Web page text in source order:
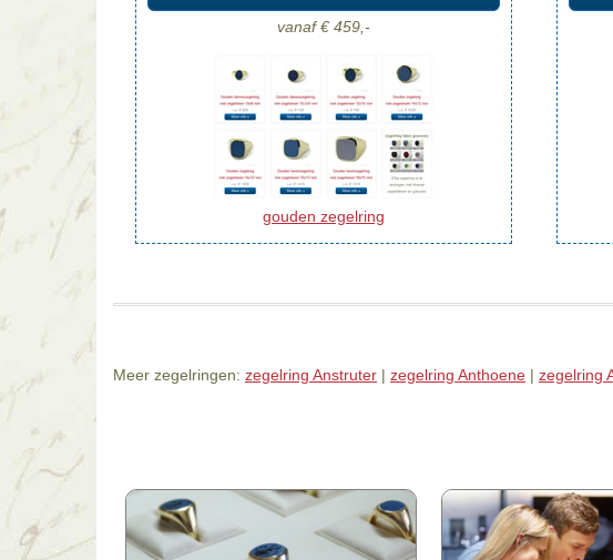
vanaf € 459,-
gouden zegelring
Meer zegelringen: zegelring Anstruter | zegelring Anthoene | zegelring